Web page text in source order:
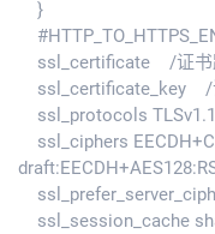
}
ssl_certificate /证书
ssl_certificate_key /
ssl_protocols TLSv1.1
ssl_ciphers
ssl_session_cache